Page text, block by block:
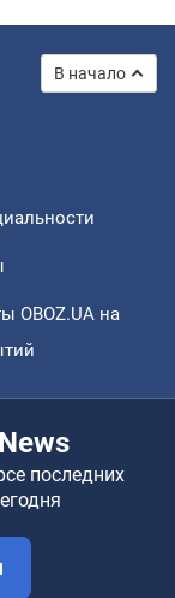
В начало
OBOZ.UA на
последних